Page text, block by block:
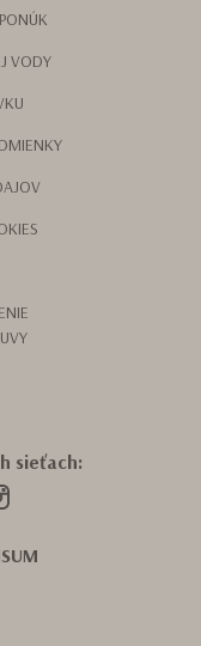
VODY
sieťach: